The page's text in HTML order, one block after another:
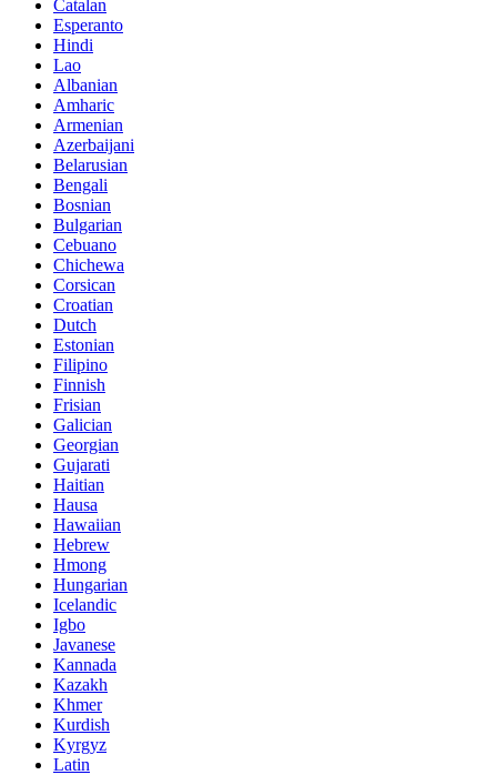
Catalan
Esperanto
Hindi
Lao
Albanian
Amharic
Armenian
Azerbaijani
Belarusian
Bengali
Bosnian
Bulgarian
Cebuano
Chichewa
Corsican
Croatian
Dutch
Estonian
Filipino
Finnish
Frisian
Galician
Georgian
Gujarati
Haitian
Hausa
Hawaiian
Hebrew
Hmong
Hungarian
Icelandic
Igbo
Javanese
Kannada
Kazakh
Khmer
Kurdish
Kyrgyz
Latin